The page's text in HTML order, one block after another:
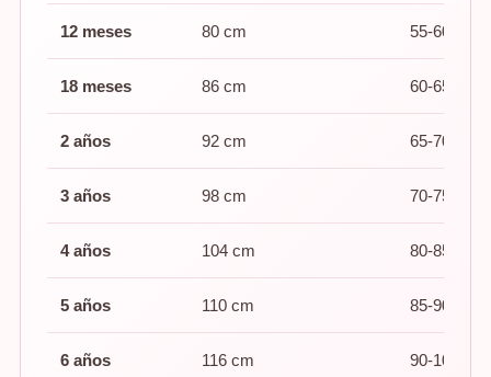
12 meses 80 cm 55-60 cm
18 meses 86 cm 60-65 cm
2 años 92 cm 65-70 cm
3 años 98 cm 70-75 cm
4 años 104 cm 80-85 cm
5 años 110 cm 85-90 cm
6 años 116 cm 90-100 cm